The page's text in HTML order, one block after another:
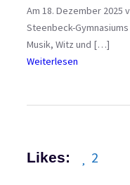
l
y
m
d
Am 18. Dezember 2025
Steenbeck-
Musik, Witz und […]
Weiterlesen
Likes: 2